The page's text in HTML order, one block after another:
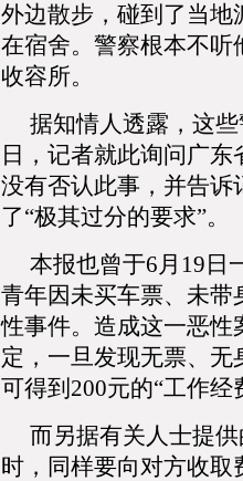
外边散步，碰到了当
在宿舍。警察根本不听
收容所。
据知情人透露，这些
日，记者就此询问广
没有否认此事，并告
了“极其过分的要求”。
本报也曾于6月19日
青年因未买车票、未
性事件。造成这一恶
定，一旦发现无票、
可得到200元的“工作经
而另据有关人士提供
时，同样要向对方收